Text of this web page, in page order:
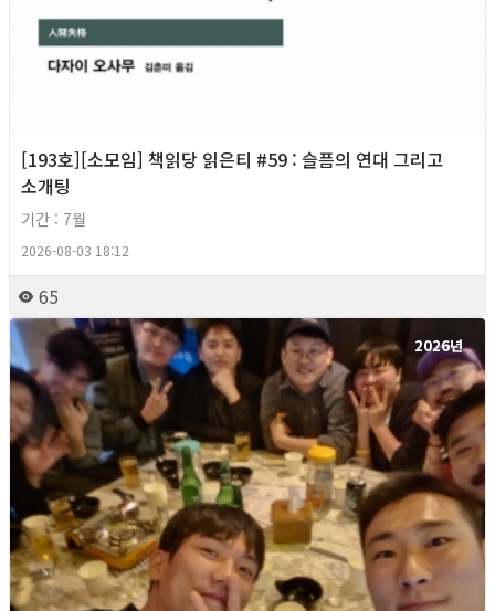
[193호][소모임] 책읽당 읽은티 #59 : 슬픔의 연대 그리고
소개팅
기간 : 7월
2026-08-03 18:12
65
2026년